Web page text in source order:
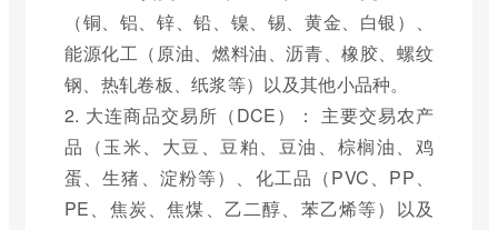
（铜、铝、锌、铅、镍、锡、黄金、白银）、
能源化工（原油、燃料油、沥青、橡胶、螺纹
钢、热轧卷板、纸浆等）以及其他小品种。
2. 大连商品交易所（DCE）： 主要交易农产
品（玉米、大豆、豆粕、豆油、棕榈油、鸡
蛋、生猪、淀粉等）、化工品（PVC、PP、
PE、焦炭、焦煤、乙二醇、苯乙烯等）以及